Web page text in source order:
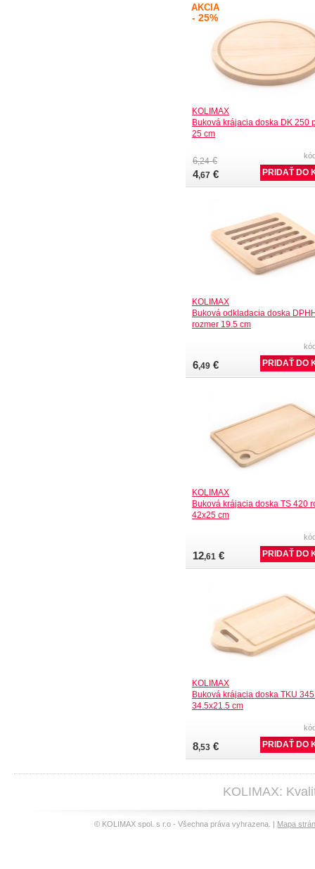
KOLIMAX
Buková krájacia doska DK 250
25 cm
4,67 €
6,24€
AKCIA
- 25%
KOLIMAX
Buková odkladacia doska
rozmer 19.5 cm
6,49 €
KOLIMAX
Buková krájacia doska TS 420
42x25 cm
12,61 €
KOLIMAX
Buková krájacia doska TKU
34.5x21.5 cm
8,53 €
KOLIMAX:
© KOLIMAX spol. s r.o - Všechna práva vyhrazena. | Mapa